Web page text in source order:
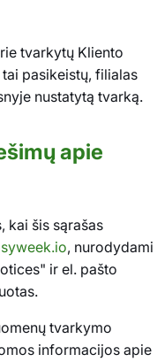
tvarkytų Kliento
pasikeistų, filialas
nustatytą tvarką.
apie
kai šis sąrašas
, nurodydami
ir el. pašto
tvarkymo
informacijos apie